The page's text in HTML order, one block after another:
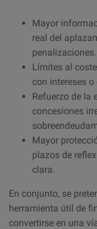
Mayor
real del
penalizaciones.
Límites al
con intereses
Refuerzo de la
concesiones
Mayor
plazos de
clara.
En conjunto, se
herramienta útil de
convertirse en una